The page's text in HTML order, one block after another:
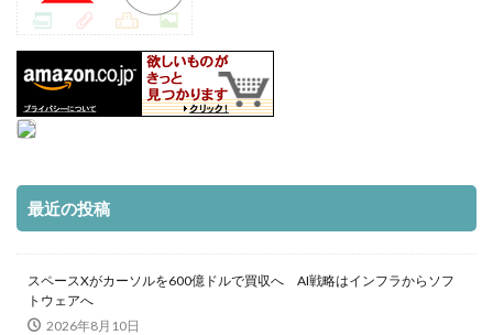
最近の投稿
スペースXがカーソルを600億ドルで買収へ AI戦略はインフラからソフ
トウェアへ
2026年8月10日